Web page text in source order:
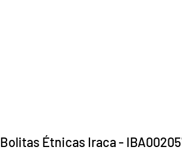
Bolitas Étnicas Iraca -